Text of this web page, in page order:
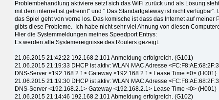
Problembehandlung aktiviere setzt sich das WiFi zurück und als Lösung
mit dem internet ist getrennt" und " Das Standartgateway ist nicht
das Spiel geht von vorne los. Das komische ist dass das Internet auf
gibts diese Probleme. Ich habe nicht sehr viel Ahnung von diesen
Hier die Systemmeldungen meines Speedport Entrys:
Es werden alle Systemereignisse des Routers gezeigt.
21.06.2015 21:42:22 192.168.2.101 Anmeldung erfolgreich. (G101)
21.06.2015 21:19:33 DHCP ist aktiv: WLAN MAC Adresse
DNS-Server <192.168.2.1> Gateway <192.168.2.1> Lease Time <0> (H001)
21.06.2015 21:19:30 DHCP ist aktiv: WLAN MAC Adresse
DNS-Server <192.168.2.1> Gateway <192.168.2.1> Lease Time <0> (H001)
21.06.2015 21:14:46 192.168.2.101 Abmeldung erfolgreich. (G102)